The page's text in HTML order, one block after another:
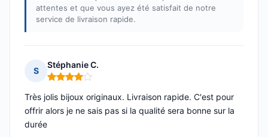
attentes et que vous ayez été satisfait de notre
service de livraison rapide.
S
Stéphanie C.
Note : 4 sur 5
Très jolis bijoux originaux. Livraison rapide. C'est pour
offrir alors je ne sais pas si la qualité sera bonne sur la
durée